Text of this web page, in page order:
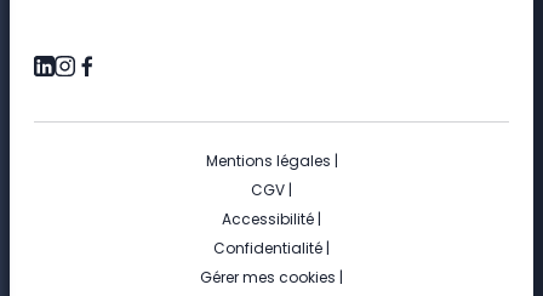
Mentions légales |
CGV |
Accessibilité |
Confidentialité |
Gérer mes cookies |